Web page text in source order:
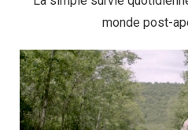
monde post-